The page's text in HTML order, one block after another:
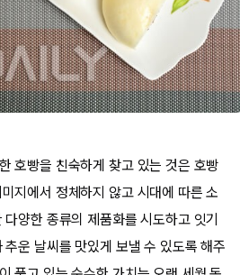
호빵을 친숙하게 찾고 있는 것은 호빵
지에서 정체하지 않고 시대에 따른 소
양한 종류의 제품화를 시도하고 잇기
운 날씨를 맛있게 보낼 수 있도록 해주